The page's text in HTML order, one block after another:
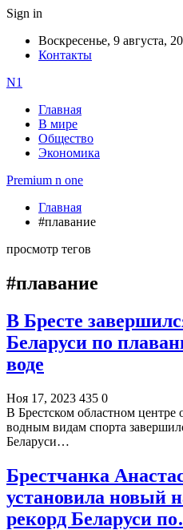
Sign in
Воскресенье, 9 августа,
Контакты
N1
Главная
В мире
Общество
Экономика
Premium n one
Главная
#плавание
просмотр тегов
#плавание
В Бресте
Беларуси по
воде
Ноя 17, 2023 435 0
В Брестском областном центре
водным видам спорта
Беларуси…
Брестчанка
установила новый
рекорд Беларуси